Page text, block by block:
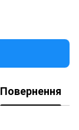
Повернення